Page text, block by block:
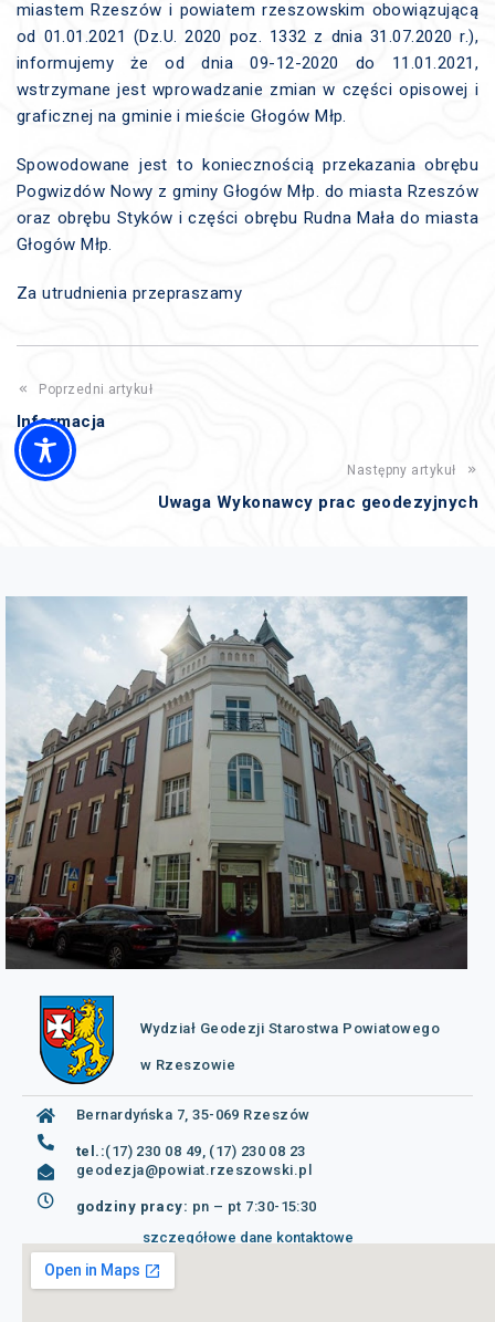
miastem Rzeszów i powiatem rzeszowskim obowiązującą
od 01.01.2021 (Dz.U. 2020 poz. 1332 z dnia 31.07.2020 r.),
informujemy że od dnia 09-12-2020 do 11.01.2021,
wstrzymane jest wprowadzanie zmian w części opisowej i
graficznej na gminie i mieście Głogów Młp.
Spowodowane jest to koniecznością przekazania obrębu
Pogwizdów Nowy z gminy Głogów Młp. do miasta Rzeszów
oraz obrębu Styków i części obrębu Rudna Mała do miasta
Głogów Młp.
Za utrudnienia przepraszamy
Poprzedni artykuł
Informacja
Następny artykuł
Uwaga Wykonawcy prac geodezyjnych
Wydział Geodezji Starostwa Powiatowego
w Rzeszowie
Bernardyńska 7, 35-069 Rzeszów
tel.:(17) 230 08 49, (17) 230 08 23
geodezja@powiat.rzeszowski.pl
godziny pracy: pn – pt 7:30-15:30
szczegółowe dane kontaktowe